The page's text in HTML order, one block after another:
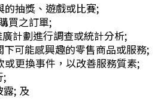
抽獎、遊戲或比賽;
買之訂單;
計劃進行調查或統計分析;
可能感興趣的零售商品或服務;
更換事件，以改善服務質素;
;
; 及